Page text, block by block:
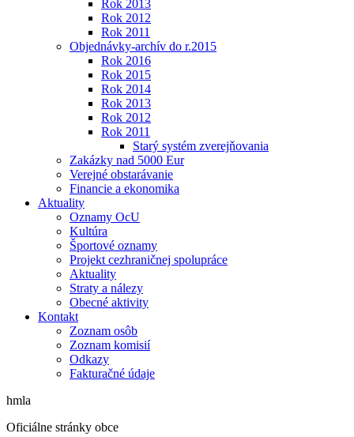
Rok 2013
Rok 2012
Rok 2011
Objednávky-archív do r.2015
Rok 2016
Rok 2015
Rok 2014
Rok 2013
Rok 2012
Rok 2011
Starý systém zverejňovania
Zakázky nad 5000 Eur
Verejné obstarávanie
Financie a ekonomika
Aktuality
Oznamy OcU
Kultúra
Športové oznamy
Projekt cezhraničnej spolupráce
Aktuality
Straty a nálezy
Obecné aktivity
Kontakt
Zoznam osôb
Zoznam komisií
Odkazy
Fakturačné údaje
hmla
Oficiálne stránky obce